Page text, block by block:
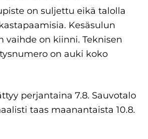
on suljettu eikä talolla
Kesäsulun
vaihde on kiinni. Teknisen
on auki koko
perjantaina 7.8. Sauvotalo
taas maanantaista 10.8.